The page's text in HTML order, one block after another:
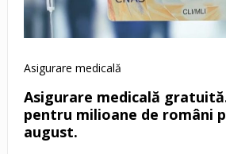
Asigurare medicală
Asigurare medicală
pentru milioane de români
august.